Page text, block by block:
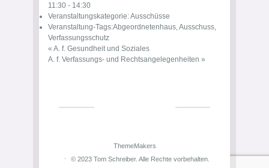
11:30 - 14:30
Veranstaltungskategorie:Ausschüsse
Veranstaltung-Tags:Abgeordnetenhaus Ausschuss
Verfassungsschutz
« A. f. Gesundheit und Soziales
A. f. Verfassungs- und Rechtsangelegenheiten »
ThemeMakers
© 2023 Tom Schreiber. Alle Rechte vorbehalten.